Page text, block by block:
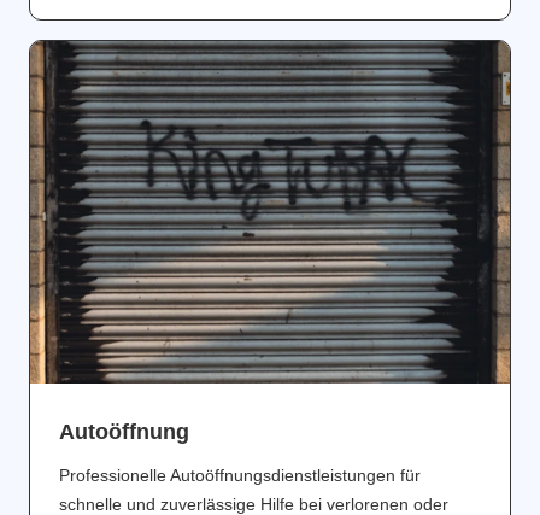
Аutoöffnung
Professionelle Autoöffnungsdienstleistungen für
schnelle und zuverlässige Hilfe bei verlorenen oder